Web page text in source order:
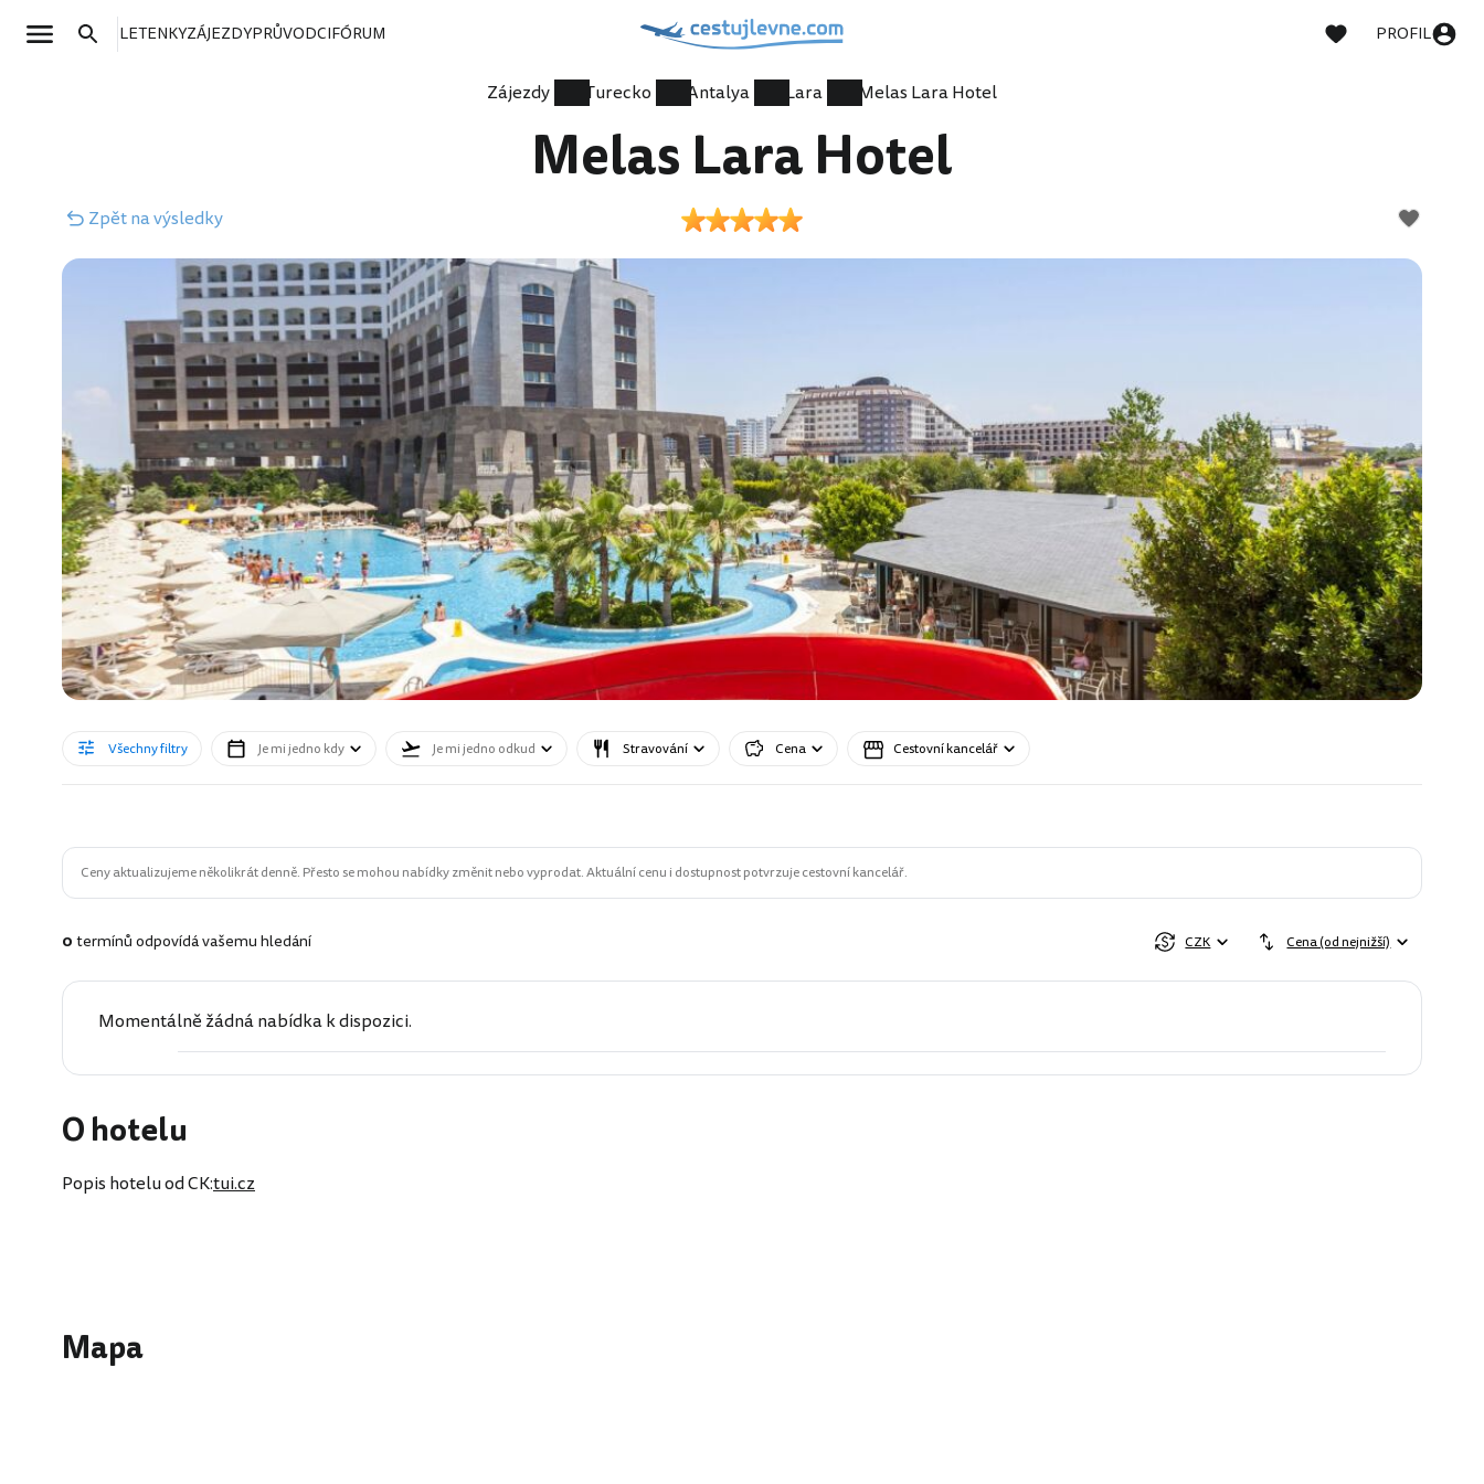
LETENKYZÁJEZDYPRŮVODCIFÓRUM PROFIL
Zájezdy Turecko Antalya Lara Melas Lara Hotel
Melas Lara Hotel
Zpětna výsledky
Všechny filtry Je mi jedno kdy Je mi jedno odkud Stravování Cena Cestovní kancelář
Ceny aktualizujeme několikrát denně. Přesto se mohou nabídky změnit nebo vyprodat. Aktuální cenu i dostupnost potvrzuje cestovní kancelář.
0termínů odpovídá vašemu hledání CZK Cena (od nejnižší)
Momentálně žádná nabídka k dispozici.
O hotelu
Popis hotelu od CK:tui.cz
Mapa